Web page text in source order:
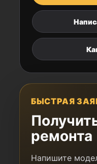
БЫСТРАЯ
ремонта
Напишите